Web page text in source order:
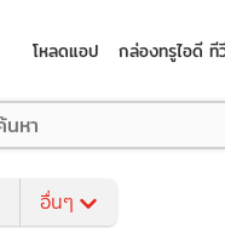
โหลดแอป กล่องทรูไอดี ที
อื่นๆ